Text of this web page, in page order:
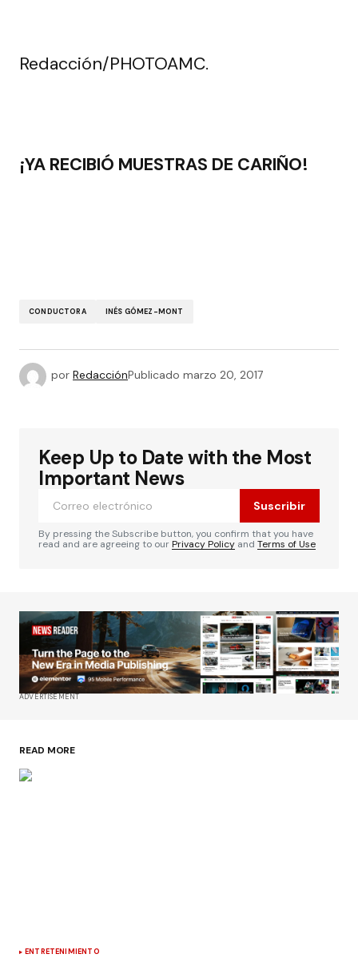
Redacción/PHOTOAMC.
¡YA RECIBIÓ MUESTRAS DE CARIÑO!
CONDUCTORA INÉS GÓMEZ-MONT
por RedacciónPublicado marzo 20, 2017
Keep Up to Date with the Most
Important News
Suscribir
By pressing the Subscribe button, you confirm that you have
read and are agreeing to ourPrivacy Policy and Terms of Use
ADVERTISEMENT
READ MORE
ENTRETENIMIENTO